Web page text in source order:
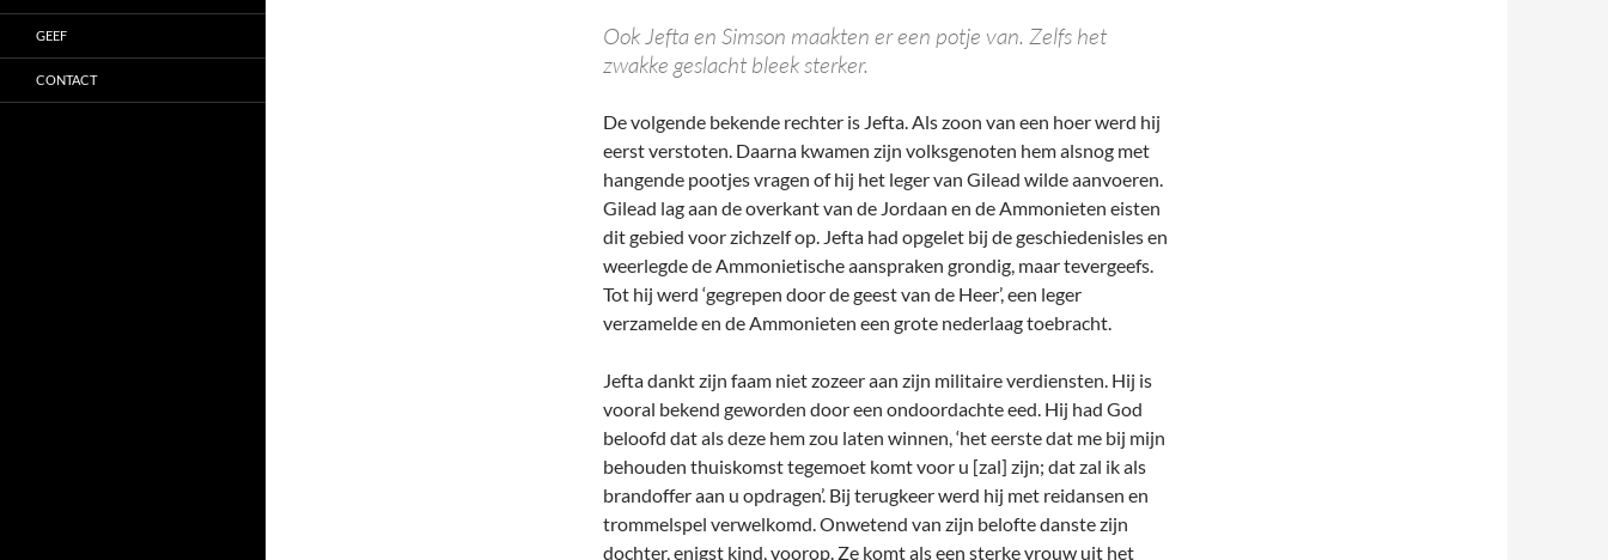
Ook Jefta en Simson maakten er een potje van. Zelfs het
zwakke geslacht bleek sterker.
De volgende bekende rechter is Jefta. Als zoon van een hoer werd hij
eerst verstoten. Daarna kwamen zijn volksgenoten hem alsnog met
hangende pootjes vragen of hij het leger van Gilead wilde aanvoeren.
Gilead lag aan de overkant van de Jordaan en de Ammonieten eisten
dit gebied voor zichzelf op. Jefta had opgelet bij de geschiedenisles en
weerlegde de Ammonietische aanspraken grondig, maar tevergeefs.
Tot hij werd ‘gegrepen door de geest van de Heer’, een leger
verzamelde en de Ammonieten een grote nederlaag toebracht.
Jefta dankt zijn faam niet zozeer aan zijn militaire verdiensten. Hij is
vooral bekend geworden door een ondoordachte eed. Hij had God
beloofd dat als deze hem zou laten winnen, ‘het eerste dat me bij mijn
behouden thuiskomst tegemoet komt voor u [zal] zijn; dat zal ik als
brandoffer aan u opdragen’. Bij terugkeer werd hij met reidansen en
trommelspel verwelkomd. Onwetend van zijn belofte danste zijn
dochter, enigst kind, voorop. Ze komt als een sterke vrouw uit het
GEEF
CONTACT